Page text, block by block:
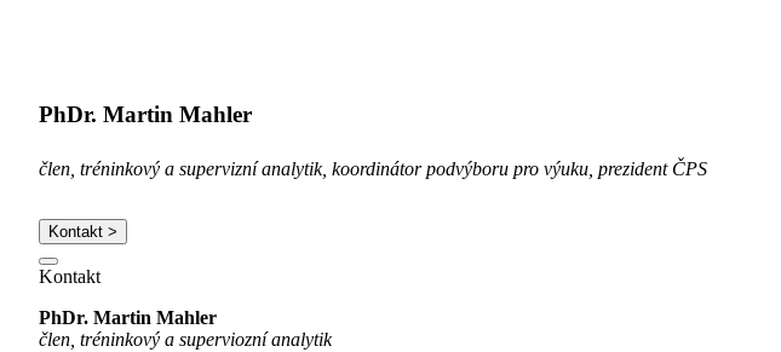
PhDr. Martin Mahler
člen, tréninkový a supervizní analytik, koordinátor podvýboru pro výuku, prezident ČPS
Kontakt >
Kontakt
PhDr. Martin Mahler
člen, tréninkový a superviozní analytik